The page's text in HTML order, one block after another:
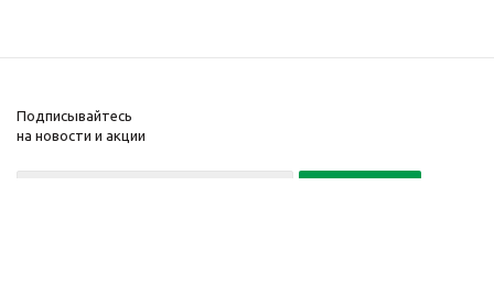
Подписывайтесь
на новости и акции